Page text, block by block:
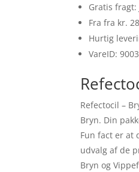
Gratis fragt:
Fra fra kr. 28
Hurtig
VareID:
Refectocil –
Bryn. Din
Fun fact er at
udvalg af de
Bryn og